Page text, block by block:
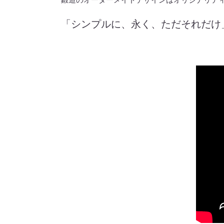
「シンプルに、永く、ただそれだけ